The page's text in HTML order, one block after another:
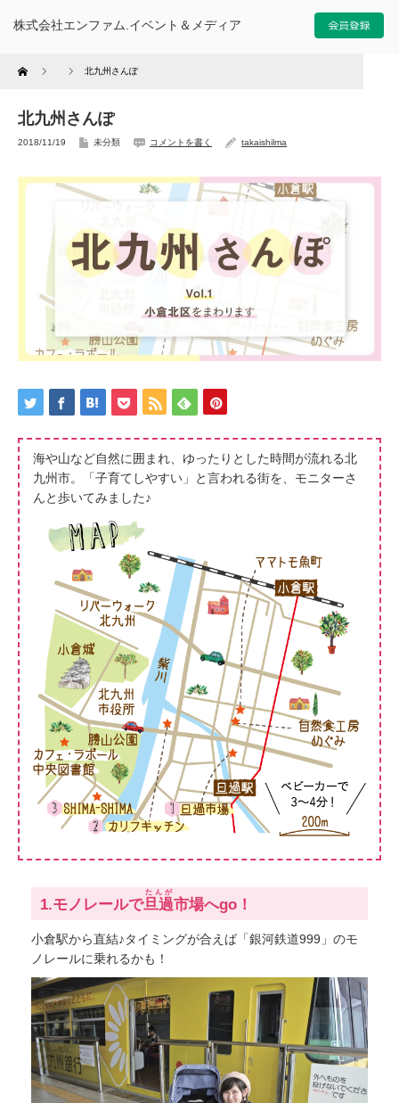
株式会社エンファム.イベント＆メディア
Home 北九州さんぽ
北九州さんぽ
2018/11/19 未分類 コメントを書く takaishilma
海や山など自然に囲まれ、ゆったりとした時間が流れる北
九州市。「子育てしやすい」と言われる街を、モニターさ
んと歩いてみました♪
1.モノレールで旦過
たんが
市場へgo！
小倉駅から直結♪タイミングが合えば「銀河鉄道999」のモ
ノレールに乗れるかも！